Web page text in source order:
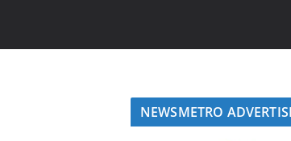
NEWSMETRO